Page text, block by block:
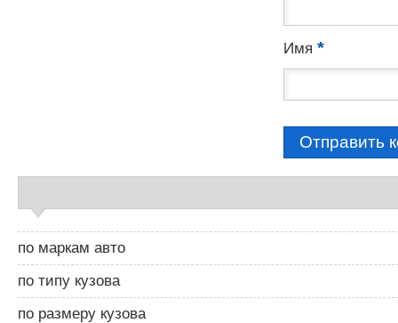
р
и
я
м
Имя *
д
б
а
р
2
по маркам авто
по типу кузова
по размеру кузова